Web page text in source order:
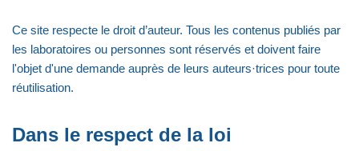
Ce site respecte le droit d’auteur. Tous les contenus publiés par
les laboratoires ou personnes sont réservés et doivent faire
l'objet d'une demande auprès de leurs auteurs·trices pour toute
réutilisation.
Dans le respect de la loi